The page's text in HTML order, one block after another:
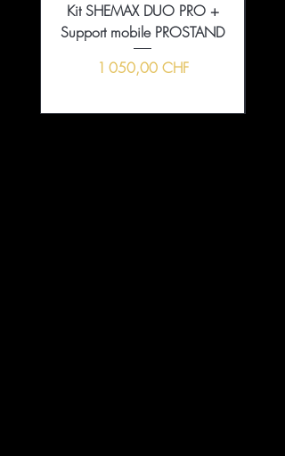
Kit SHEMAX DUO PRO +
Support mobile PROSTAND
Prix
1 050,00 CHF